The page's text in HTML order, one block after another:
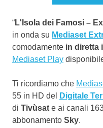
“L'Isola dei Famosi –
in onda su Mediaset
comodamente in diretta
Mediaset Play
Ti ricordiamo che
55 in HD del
Digitale
di Tivùsat e ai canali
abbonamento Sky.